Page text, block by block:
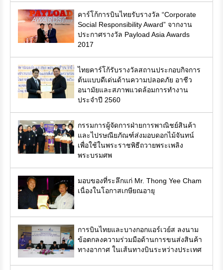
คาร์โก้การบินไทยรับรางวัล “Corporate
Social Responsibility Award” จากงาน
ประกาศรางวัล Payload Asia Awards
2017
ไทยคาร์โก้รับรางวัลสถานประกอบกิจการ
ต้นแบบดีเด่นด้านความปลอดภัย อาชีว
อนามัยและสภาพแวดล้อมการทำงาน
ประจำปี 2560
กรรมการผู้จัดการฝ่ายการพาณิชย์สินค้า
และไปรษณียภัณฑ์ส่งมอบดอกไม้จันทน์
เพื่อใช้ในพระราชพิธีถวายพระเพลิง
พระบรมศพ
มอบของที่ระลึกแก่ Mr. Thong Yee Cham
เนื่องในโอกาสเกษียณอายุ
การบินไทยและบางกอกแอร์เวย์ส ลงนาม
ข้อตกลงความร่วมมือด้านการขนส่งสินค้า
ทางอากาศ ในเส้นทางบินระหว่างประเทศ